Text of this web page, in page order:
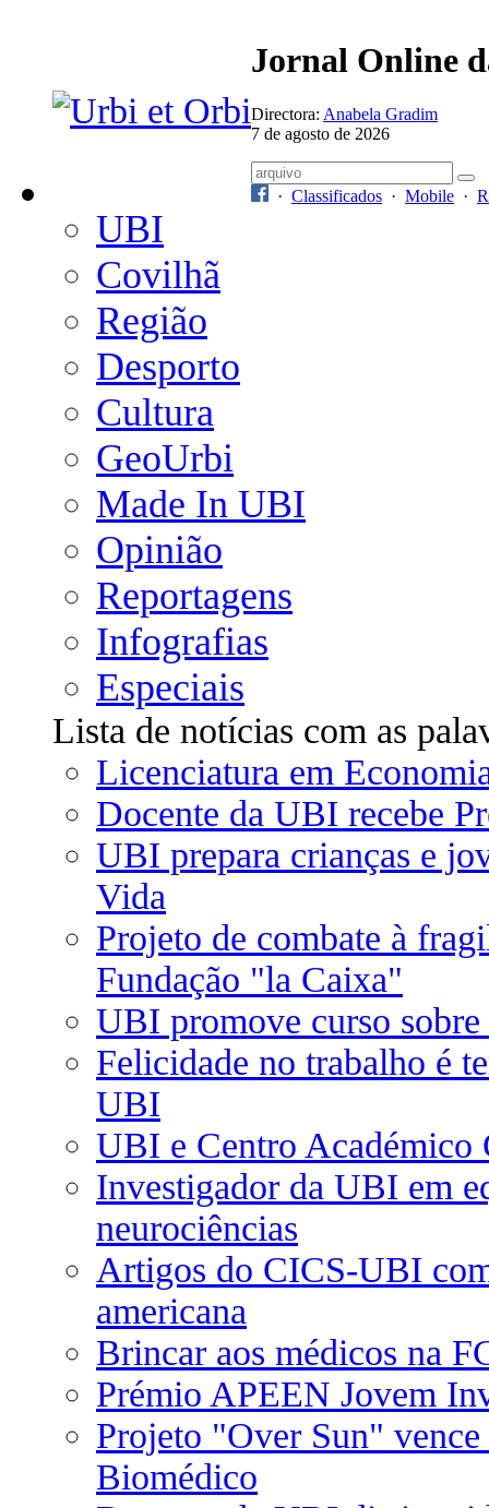
Jornal Online
Directora: Anabela Gradim
7 de agosto de 2026
· Classificados · Mobile ·
UBI
Covilhã
Região
Desporto
Cultura
GeoUrbi
Made In UBI
Opinião
Reportagens
Infografias
Especiais
Lista de notícias com as
Licenciatura em
Docente da UBI recebe
UBI prepara crianças e
Vida
Projeto de combate à
Fundação "la Caixa"
UBI promove curso
Felicidade no trabalho é
UBI
UBI e Centro Académico
Investigador da UBI em
neurociências
Artigos do CICS-UBI
americana
Brincar aos médicos na
Prémio APEEN Jovem
Projeto "Over Sun"
Biomédico